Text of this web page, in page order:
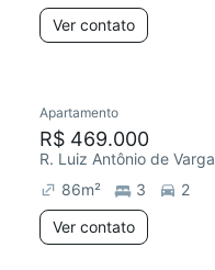
Ver contato
Apartamento
R$ 469.000
R. Luiz Antônio de
86m² 3
2
Ver contato